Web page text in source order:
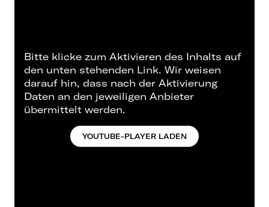
Bitte klicke zum Aktivieren des Inhalts auf
den unten stehenden Link. Wir weisen
darauf hin, dass nach der Aktivierung
Daten an den jeweiligen Anbieter
übermittelt werden.
YOUTUBE-PLAYER LADEN